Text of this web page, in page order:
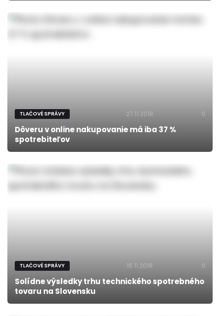
TLAČOVÉ SPRÁVY 27.11.2018 0
Dôveru v online nakupovanie má iba 37 %
spotrebiteľov
TLAČOVÉ SPRÁVY 15.11.2018 0
Solídne výsledky trhu technického spotrebného
tovaru na Slovensku